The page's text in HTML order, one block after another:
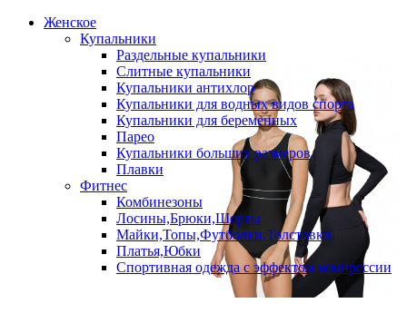
Женское
Купальники
Раздельные купальники
Слитные купальники
Купальники антихлор
Купальники для водных видов спорта
Купальники для беременных
Парео
Купальники больших размеров
Плавки
Фитнес
Комбинезоны
Лосины,Брюки,Шорты
Майки,Топы,Футболки,Толстовки
Платья,Юбки
Спортивная одежда с эффектом компрессии